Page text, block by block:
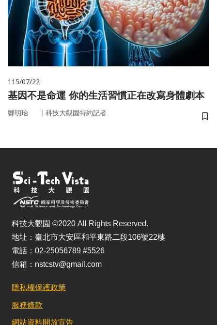
115/07/22
基因不是命運 你的生活習慣正在改寫身體劇本
鄒明珆 ｜ 科技大觀園特約記者
儲
科技大觀園 ©2020 All Rights Reserved.
地址：臺北市大安區和平東路二段106號22樓
電話：02-25056789 #5526
信箱：nstcstv@gmail.com
隱私權保護政策
服務條款
網站資料開放宣告